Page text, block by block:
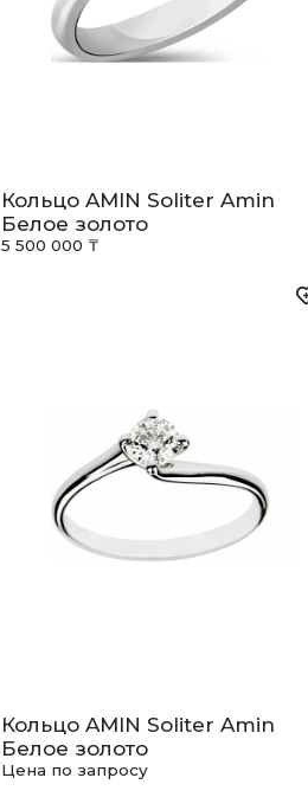
Кольцо AMIN Soliter Amin
Белое золото
5 500 000 ₸
Кольцо AMIN Soliter Amin
Белое золото
Цена по запросу